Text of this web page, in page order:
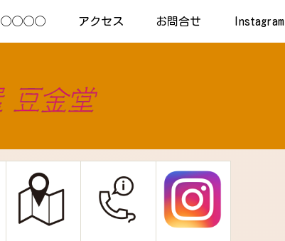
◯◯◯◯ アクセス お問合せ Instagram